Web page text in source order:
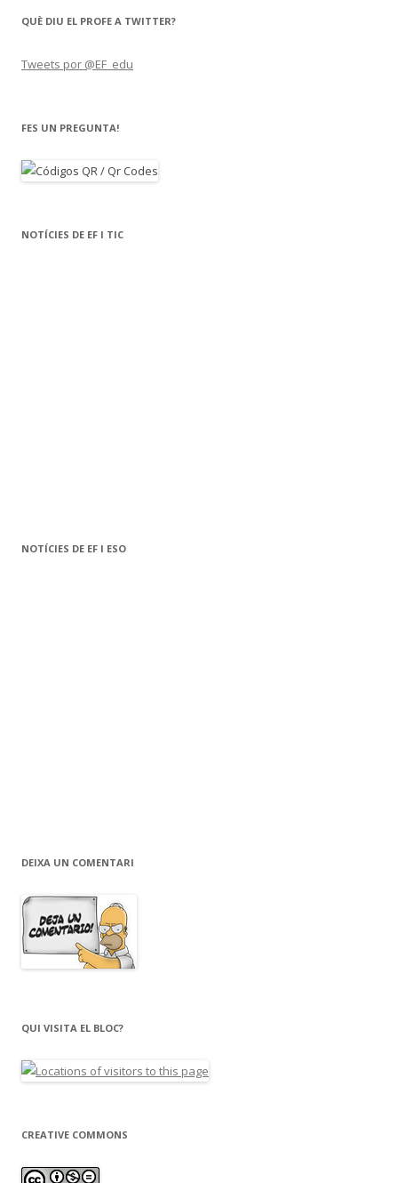
QUÈ DIU EL PROFE A TWITTER?
Tweets por @EF_edu
FES UN PREGUNTA!
NOTÍCIES DE EF I TIC
NOTÍCIES DE EF I ESO
DEIXA UN COMENTARI
QUI VISITA EL BLOC?
CREATIVE COMMONS